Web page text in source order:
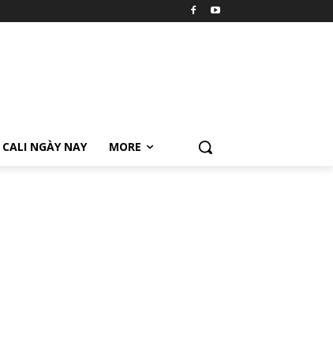
CALI NGÀY NAY MORE